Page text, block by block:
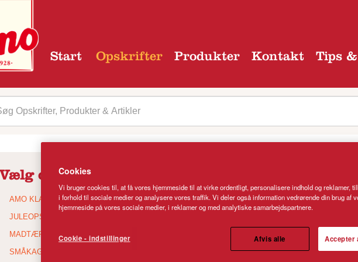
Start Opskrifter Produkter Kontakt Tips
Vælg opskrift kategori
AMO KLASSIKERE BRØD OG BOLLER
JULEOPSKRIFTER
MADTÆRTER
PIZZA
SMÅKAGER
Cookies
Vi bruger cookies til, at få vores hjemmeside til at virke ordentligt, personalisere indhold og reklamer,
i forhold til sociale medier og analysere vores traffik. Vi deler også information vedrørende din brug af
hjemmeside på vores sociale medier, i reklamer og med analytiske samarbejdspartnere.
Cookie - indstillinger Afvis alle Accepter